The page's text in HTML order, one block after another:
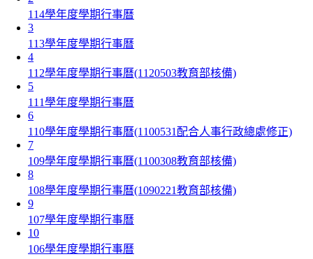
114學年度學期行事曆
3
113學年度學期行事曆
4
112學年度學期行事曆(1120503教育部核備)
5
111學年度學期行事曆
6
110學年度學期行事曆(1100531配合人事行政總處修正)
7
109學年度學期行事曆(1100308教育部核備)
8
108學年度學期行事曆(1090221教育部核備)
9
107學年度學期行事曆
10
106學年度學期行事曆